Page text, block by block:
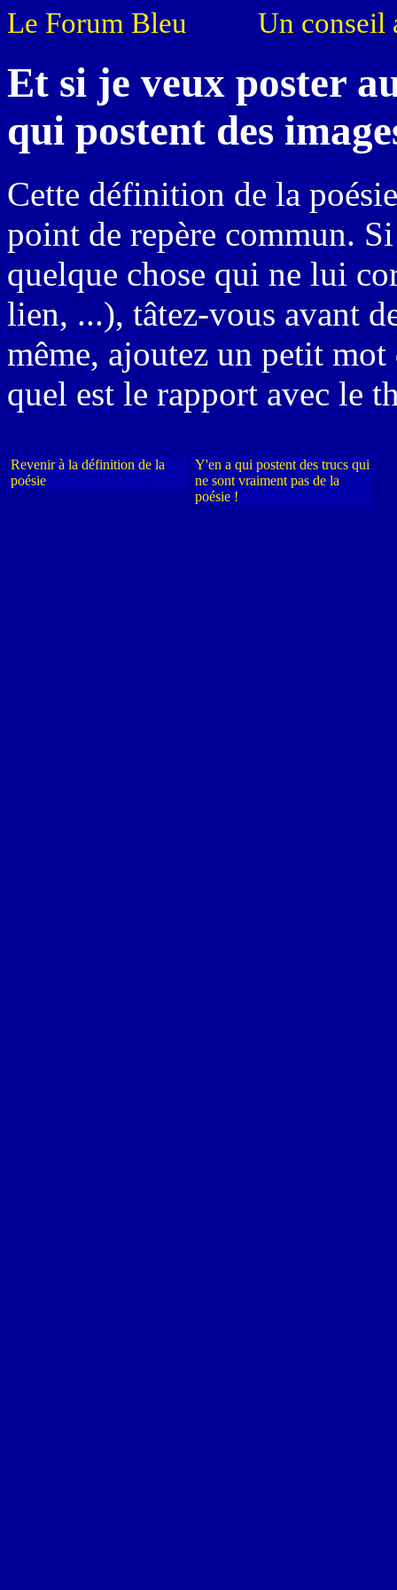
Le Forum Bleu Un conseil
Et si je veux poster
qui postent des
Cette définition de la
point de repère commun.
quelque chose qui ne lui
lien, ...), tâtez-vous avant
même, ajoutez un petit mot
quel est le rapport avec le
Revenir à la définition de la
poésie
Y'en a qui postent des trucs qui
ne sont vraiment pas de la
poésie !